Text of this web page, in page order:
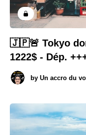
🇯🇵🚨 Tokyo
1222$ - Dép.
by Un accro du